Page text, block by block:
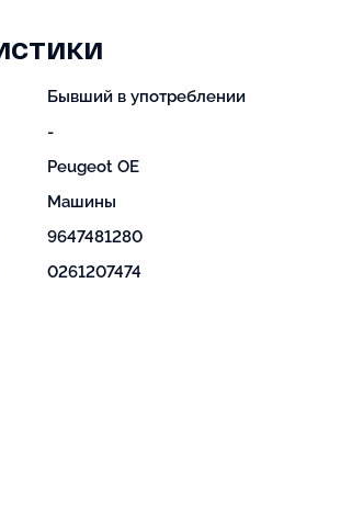
Бывший в употреблении
-
Peugeot OE
Машины
9647481280
0261207474